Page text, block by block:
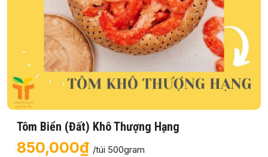
Tôm Biển (Đất) Khô Thượng Hạng
850,000₫ /túi 500gram